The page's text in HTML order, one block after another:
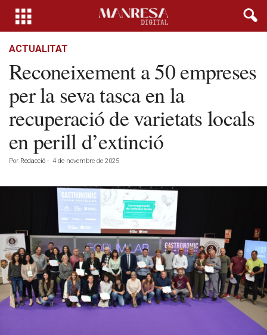
ACTUALITAT
Reconeixement a 50 empreses
per la seva tasca en la
recuperació de varietats locals
en perill d’extinció
Por Redacció - 4 de novembre de 2025